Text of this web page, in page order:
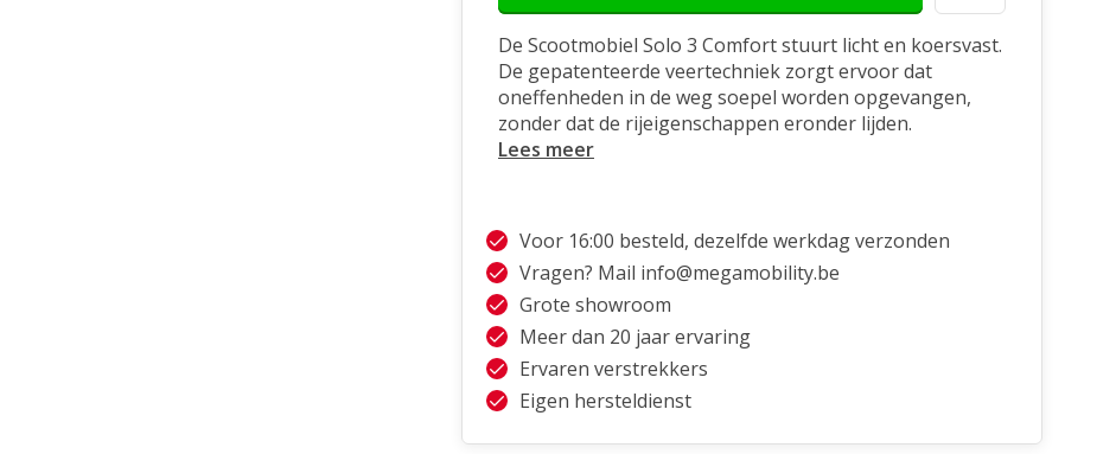
De Scootmobiel Solo 3 Comfort stuurt licht en koersvast.
De gepatenteerde veertechniek zorgt ervoor dat
oneffenheden in de weg soepel worden opgevangen,
zonder dat de rijeigenschappen eronder lijden.
Lees meer
Voor 16:00 besteld, dezelfde werkdag verzonden
Vragen? Mail info@megamobility.be
Grote showroom
Meer dan 20 jaar ervaring
Ervaren verstrekkers
Eigen hersteldienst